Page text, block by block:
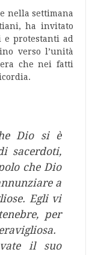
nella settimana
ha invitato
protestanti ad
verso l’unità
che nei fatti
Dio si è
sacerdoti,
che Dio
a
Egli vi
per
il suo